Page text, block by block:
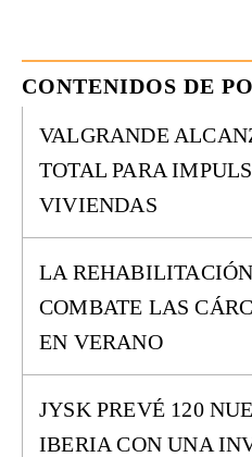
CONTENIDOS DE
VALGRANDE
TOTAL PARA
VIVIENDAS
LA
COMBATE LAS
EN VERANO
JYSK PREVÉ 120
IBERIA CON UNA